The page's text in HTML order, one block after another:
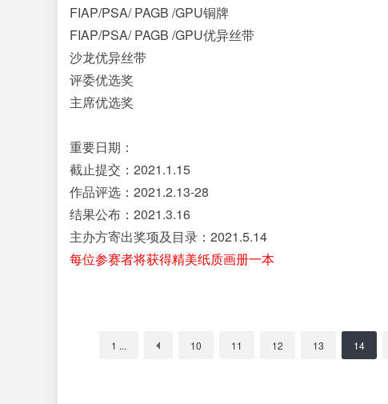
FIAP/PSA/ PAGB /GPU铜牌
FIAP/PSA/ PAGB /GPU优异丝带
沙龙优异丝带
评委优选奖
主席优选奖
重要日期：
截止提交：2021.1.15
作品评选：2021.2.13-28
结果公布：2021.3.16
主办方寄出奖项及目录：2021.5.14
每位参赛者将获得精美纸质画册一本
1 ... 10 11 12 13 14